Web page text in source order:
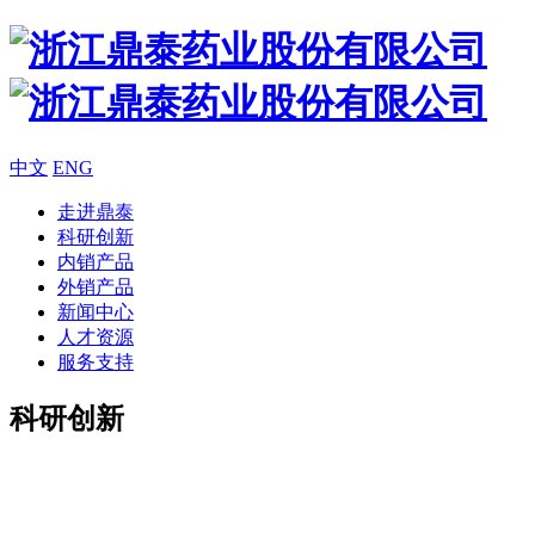
中文 ENG
走进鼎泰
科研创新
内销产品
外销产品
新闻中心
人才资源
服务支持
科研创新